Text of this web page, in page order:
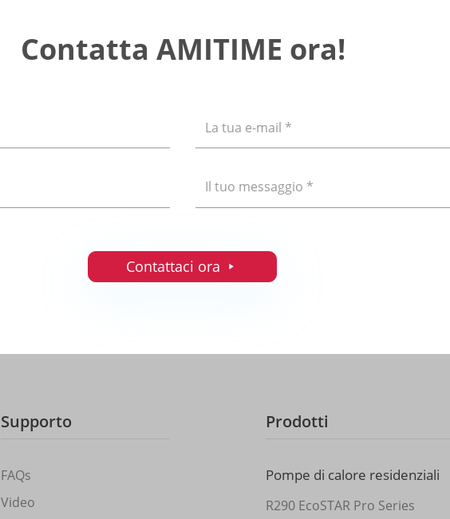
Contatta AMITIME ora!
Contattaci ora 
Supporto
FAQs
Video
Prodotti
Pompe di calore residenziali
R290 EcoSTAR Pro Series